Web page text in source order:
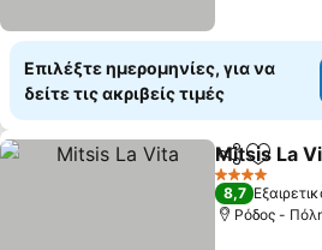
Επιλέξτε ημερομηνίες, για να
δείτε τις ακριβείς τιμές
Mitsis La
4 Αστέρια
8,7
Ρόδος -